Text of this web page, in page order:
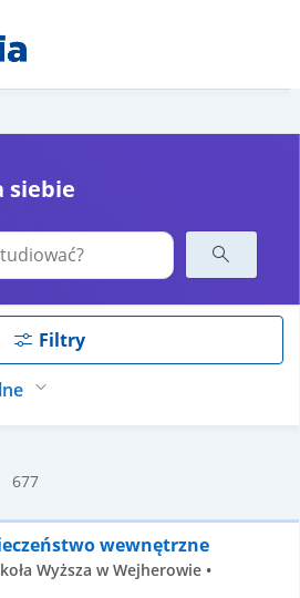
siebie
Filtry
677
wewnętrzne
Wyższa w Wejherowie •